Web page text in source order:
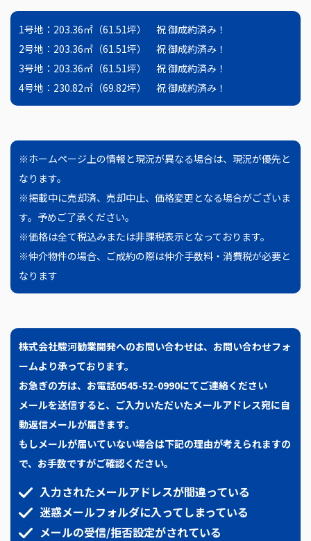
1号地：203.36㎡（61.51坪） 祝 御成約済み！
2号地：203.36㎡（61.51坪） 祝 御成約済み！
3号地：203.36㎡（61.51坪） 祝 御成約済み！
4号地：230.82㎡（69.82坪） 祝 御成約済み！
※ホームページ上の情報と現況が異なる場合は、現況が優先と
なります。
※掲載中に売却済、売却中止、価格変更となる場合がございま
す。予めご了承ください。
※価格は全て税込みまたは非課税表示となっております。
※仲介物件の場合、ご成約の際は仲介手数料・消費税が必要と
なります
株式会社駿河勧業開発へのお問い合わせは、 お問い合わせフォ
ームより承っております。
お急ぎの方は、お電話0545-52-0990にてご連絡ください
メールを送信すると、ご入力いただいたメールアドレス宛に自
動返信メールが届きます。
もしメールが届いていない場合は下記の理由が考えられますの
で、お手数ですがご確認ください。
入力されたメールアドレスが間違っている
迷惑メールフォルダに入ってしまっている
メールの受信/拒否設定がされている